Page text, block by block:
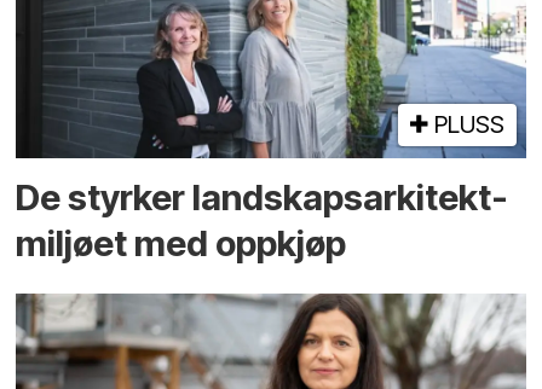
PLUSS
De styrker landskaps­arkitekt­
miljøet med oppkjøp